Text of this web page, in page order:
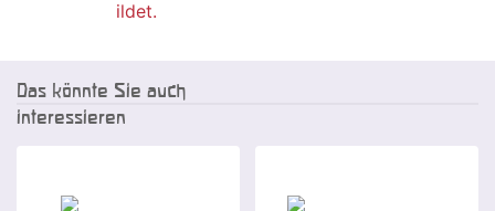
Das könnte Sie auch
interessieren